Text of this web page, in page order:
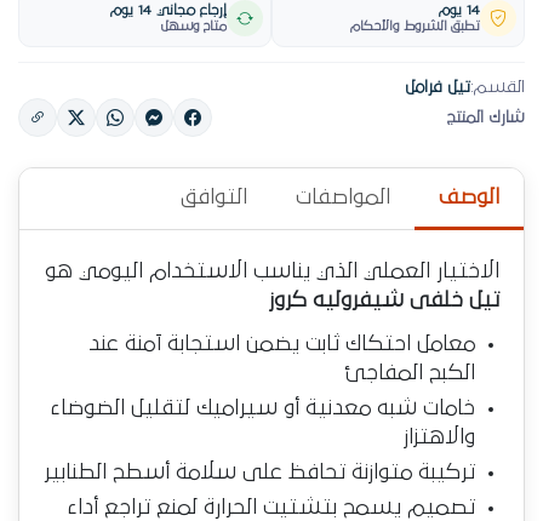
14 يوم
تطبق الشروط والأحكام
إرجاع مجاني 14 يوم
متاح وسهل
القسم:تيل فرامل
شارك المنتج
الوصف المواصفات التوافق
الاختيار العملي الذي يناسب الاستخدام اليومي هو
تيل خلفى شيفروليه كروز
معامل احتكاك ثابت يضمن استجابة آمنة عند
الكبح المفاجئ
خامات شبه معدنية أو سيراميك لتقليل الضوضاء
والاهتزاز
تركيبة متوازنة تحافظ على سلامة أسطح الطنابير
تصميم يسمح بتشتيت الحرارة لمنع تراجع أداء